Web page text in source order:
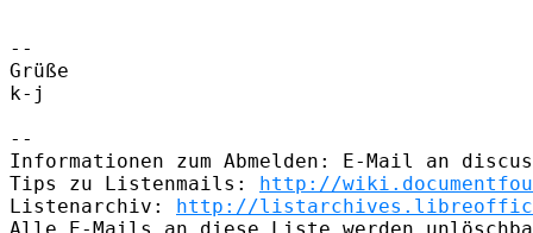
--
Grüße
k-j
--
Informationen zum Abmelden: E-Mail an
Tips zu Listenmails: http://
Listenarchiv: http://